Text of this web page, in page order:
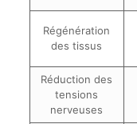
Régénération
des tissus
Réduction des
tensions
nerveuses